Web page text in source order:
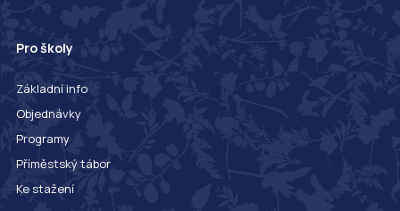
Pro školy
Základní info
Objednávky
Programy
Příměstský tábor
Ke stažení